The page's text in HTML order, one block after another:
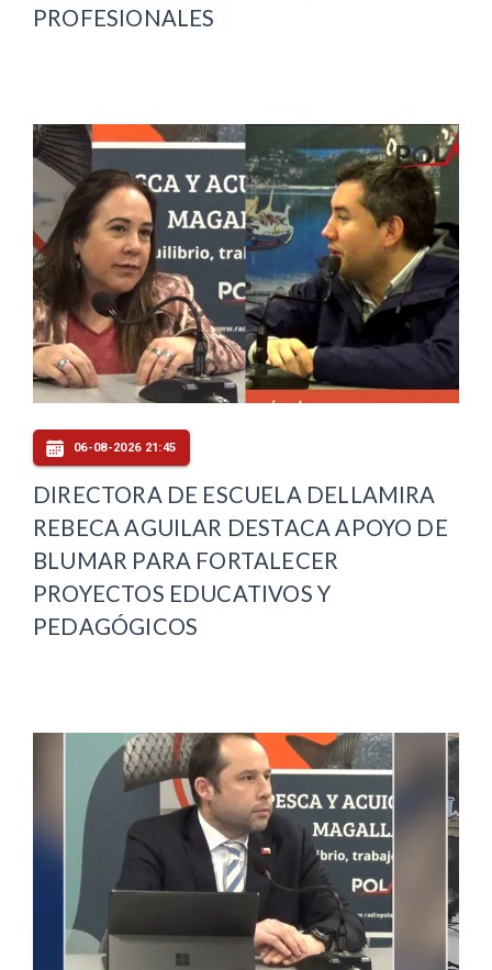
PROFESIONALES
06-08-2026 21:45
DIRECTORA DE ESCUELA DELLAMIRA
REBECA AGUILAR DESTACA APOYO DE
BLUMAR PARA FORTALECER
PROYECTOS EDUCATIVOS Y
PEDAGÓGICOS